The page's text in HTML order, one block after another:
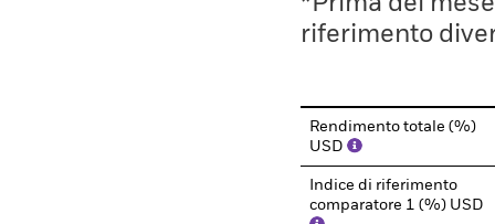
riferimento
Rendimento totale (%)
USD
Indice di riferimento
comparatore 1 (%) USD